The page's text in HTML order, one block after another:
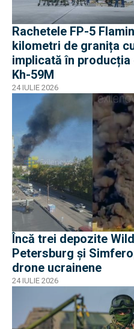
Rachetele FP-5
kilometri de granița
implicată în producția de
Kh-59M
24 IULIE 2026
Încă trei depozite
Petersburg și
drone ucrainene
24 IULIE 2026